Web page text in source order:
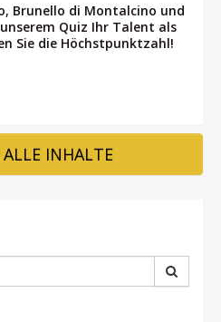
Brunello di Montalcino und
Quiz Ihr Talent als
Sie die Höchstpunktzahl!
ALLE INHALTE